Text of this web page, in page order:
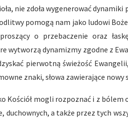
nie zdoła wygenerować
pomogą nam jako ludowi
o przebaczenie oraz
wytworzą dynamizmy zgodne z
pierwotną świeżość
znaki, słowa zawierające nowy
Kościół mogli rozpoznać i z
duchownych, a także przez tych